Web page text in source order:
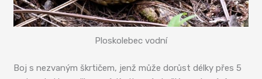
Ploskolebec vodní
Boj s nezvaným škrtičem, jenž může dorůst délky přes 5